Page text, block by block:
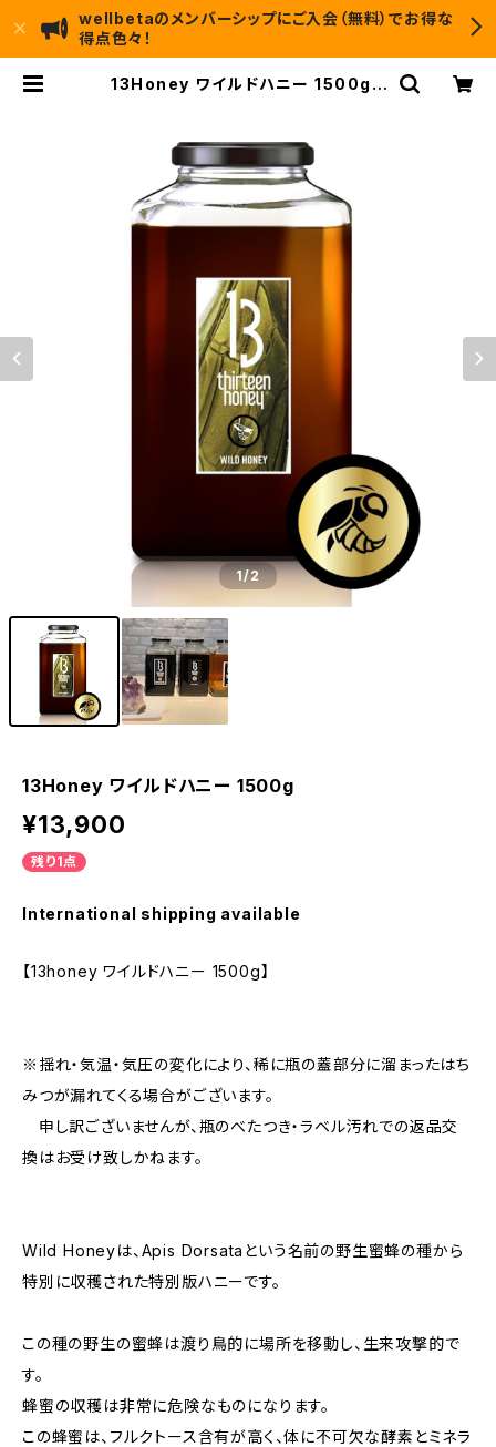
wellbetaのメンバーシップにご入会（無料）でお得な
得点色々！
13Honey ワイルドハニー 1500g |
1/2
13Honey ワイルドハニー 1500g
¥13,900
残り1点
International shipping available
【13honey ワイルドハニー 1500g】
※揺れ・気温・気圧の変化により、稀に瓶の蓋部分に溜まったはち
みつが漏れてくる場合がございます。
申し訳ございませんが、瓶のべたつき・ラベル汚れでの返品交
換はお受け致しかねます。
Wild Honeyは、Apis Dorsataという名前の野生蜜蜂の種から
特別に収穫された特別版ハニーです。
この種の野生の蜜蜂は渡り鳥的に場所を移動し、生来攻撃的で
す。
蜂蜜の収穫は非常に危険なものになります。
この蜂蜜は、フルクトース含有が高く、体に不可欠な酵素とミネラ